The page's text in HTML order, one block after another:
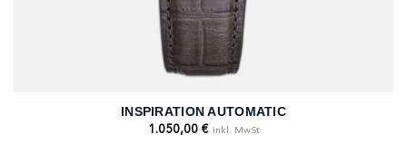
INSPIRATION AUTOMATIC
1.050,00 € inkl. MwSt